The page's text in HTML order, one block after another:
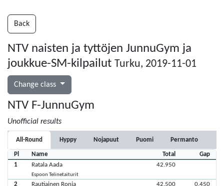
Back
NTV naisten ja tyttöjen JunnuGym ja
joukkue-SM-kilpailut Turku, 2019-11-01
Change class
NTV F-JunnuGym
Unofficial results
All-Round Hyppy Nojapuut Puomi Permanto
Pl Name Total
Gap
1
Ratala Aada
Espoon Telinetaiturit
42.950
2 Rautiainen Ronja 42.500 0.450